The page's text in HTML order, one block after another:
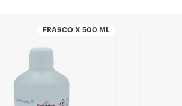
FRASCO X 500 ML